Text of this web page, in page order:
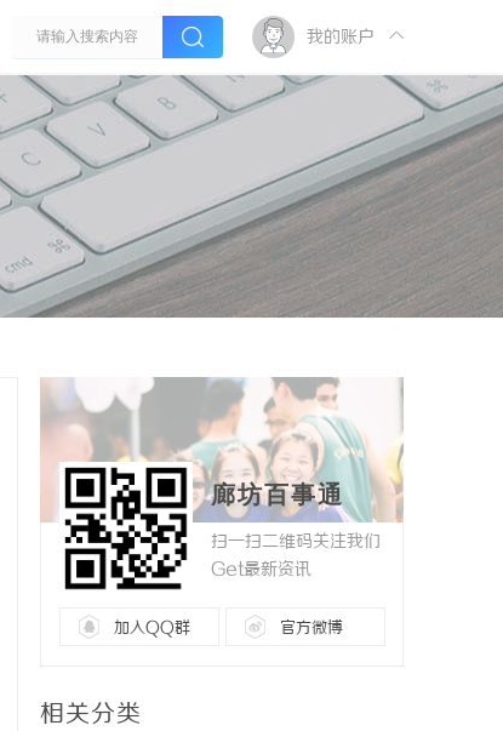
我的账户
廊坊百事通
扫一扫二维码关注我们
Get最新资讯
加入QQ群 官方微博
相关分类